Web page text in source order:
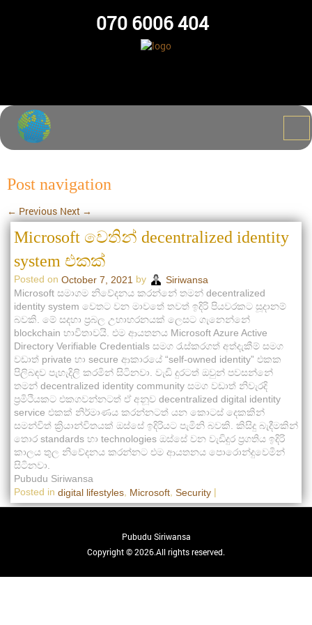
070 6006 404
Post navigation
← Previous Next →
Microsoft වෙතින් decentralized identity
system එකක්
Posted on October 7, 2021 by
Siriwansa
Microsoft සමාගම නිවේදනය කරන්නේ තමන් decentralized
identity system වෙතට වන මාවතේ තවත් ඉදිරි පියවරකට සූදානම්
බවකි. මේ සදහා ප්‍රබල උහාහරනයක් ලෙසට ගැනෙන්නේ
blockchain භාවිතාවයි. එම ආයතනය Microsoft Azure Active
Directory Verifiable Credentials සමග ‍රැස්කරගත් අත්දැකීම් සමග
වඩාත් private හා secure ආකාරයේ “self-owned identity” එකක
පිලිබඳව පැහැදිලි කරමින් සිටිනවා. වැඩි දුරටත් ඔවුන් පවසන්නේ
තමන් decentralized identity community සමග වඩාත් නිවැරදි
ප්‍රමිථියකට එකගවන්නටත් ඒ අනූව decentralized digital identity
service එකක් නිර්මාණය කරන්නටත් යන කොටස් දෙකකින්
සමන්විත් ක්‍රියාන්විතයක් ඔස්සේ ඉදිරියට පැමිනි බවකි. කිසිදු බැදීමකින්
තොර standards හා technologies ඔස්සේ වන වැඩිදුර ප්‍රගතිය ඉදිරි
කාලය තුල නිවේදනය කරන්නට එම ආයතනය පොරොන්දුවෙමින්
සිටිනවා.
Pubudu Siriwansa
Posted in digital lifestyles Microsoft Security |
Copyright © 2026.All rights reserved.
Pubudu Siriwansa